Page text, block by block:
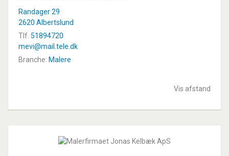
Randager 29
2620 Albertslund
Tlf. 51894720
mevi@mail.tele.dk
Branche: Malere
Vis afstand